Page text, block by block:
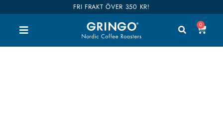
FRI FRAKT ÖVER 350 KR!
0